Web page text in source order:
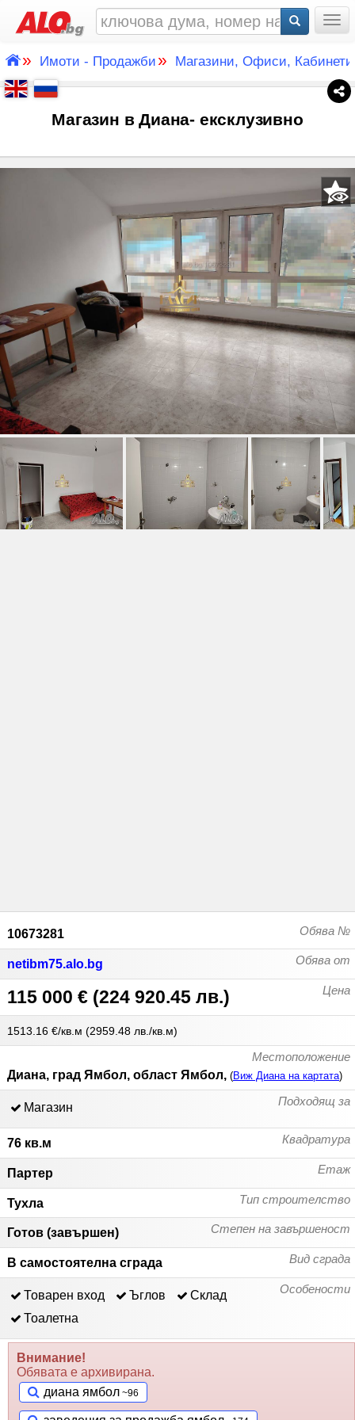
» Имоти - Продажби » Магазини, Офиси,
Магазин в Диана- ексклузивно
Обява №
10673281
Обява от
netibm75.alo.bg
Цена
115 000 € (224 920.45 лв.)
1513.16 €/кв.м (2959.48 лв./кв.м)
Местоположение
Диана, град Ямбол, област Ямбол, (Виж Диана на картата)
Подходящ за
Магазин
Квадратура
76 кв.м
Етаж
Партер
Тип строителство
Тухла
Степен на завършеност
Готов (завършен)
Вид сграда
В самостоятелна сграда
Особености
Товарен вход Ъглов
Склад
Тоалетна
Внимание!
Обявата е архивирана.
диана ямбол